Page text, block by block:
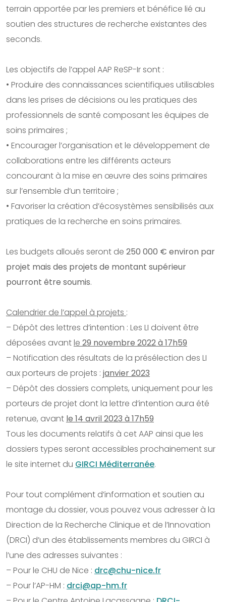
terrain apportée par les premiers et bénéfice lié au
soutien des structures de recherche existantes des
seconds.
Les objectifs de l’appel AAP ReSP-Ir sont :
• Produire des connaissances scientifiques utilisables
dans les prises de décisions ou les pratiques des
professionnels de santé composant les équipes de
soins primaires ;
• Encourager l’organisation et le développement de
collaborations entre les différents acteurs
concourant à la mise en œuvre des soins primaires
sur l’ensemble d’un territoire ;
• Favoriser la création d’écosystèmes sensibilisés aux
pratiques de la recherche en soins primaires.
Les budgets alloués seront de 250 000 € environ par
projet mais des projets de montant supérieur
pourront être soumis.
Calendrier de l’appel à projets :
– Dépôt des lettres d’intention : Les LI doivent être
déposées avantle 29 novembre 2022 à 17h59
– Notification des résultats de la présélection des LI
aux porteurs de projets : janvier 2023
– Dépôt des dossiers complets, uniquement pour les
porteurs de projet dont la lettre d’intention aura été
retenue, avant le 14 avril 2023 à 17h59
Tous les documents relatifs à cet AAP ainsi que les
dossiers types seront accessibles prochainement sur
le site internet du GIRCI Méditerranée.
Pour tout complément d’information et soutien au
montage du dossier, vous pouvez vous adresser à la
Direction de la Recherche Clinique et de l’Innovation
(DRCI) d’un des établissements membres du GIRCI à
l’une des adresses suivantes :
– Pour le CHU de Nice : drc@chu-nice.fr
– Pour l’AP-HM : drci@ap-hm.fr